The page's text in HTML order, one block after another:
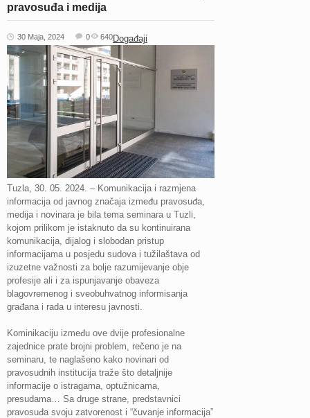
pravosuđa i medija
30 Maja, 2024 Događaji
0 640
Tuzla, 30. 05. 2024. – Komunikacija i razmjena
informacija od javnog značaja između pravosuđa,
medija i novinara je bila tema seminara u Tuzli,
kojom prilikom je istaknuto da su kontinuirana
komunikacija, dijalog i slobodan pristup
informacijama u posjedu sudova i tužilaštava od
izuzetne važnosti za bolje razumijevanje obje
profesije ali i za ispunjavanje obaveza
blagovremenog i sveobuhvatnog informisanja
građana i rada u interesu javnosti.
Kominikaciju između ove dvije profesionalne
zajednice prate brojni problem, rečeno je na
seminaru, te naglašeno kako novinari od
pravosudnih institucija traže što detaljnije
informacije o istragama, optužnicama,
presudama… Sa druge strane, predstavnici
pravosuđa svoju zatvorenost i “čuvanje informacija”